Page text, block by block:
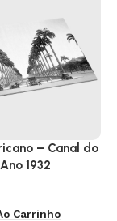
– Canal do
1932
Carrinho